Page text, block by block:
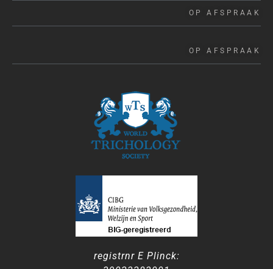
OP AFSPRAAK
OP AFSPRAAK
registrnr E Plinck: